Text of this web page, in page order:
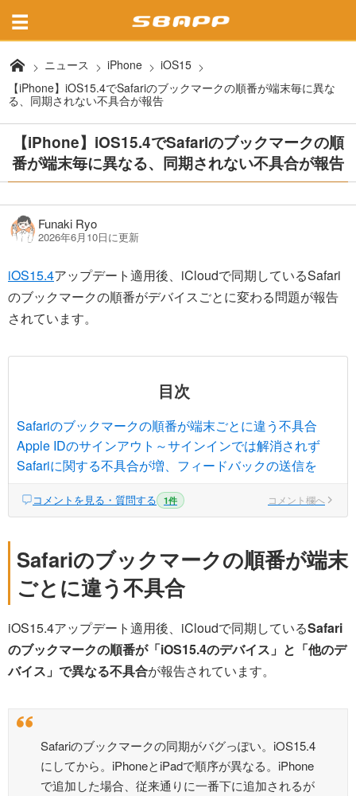
ニュース iPhone
iOS15
【iPhone】iOS15.4でSafariのブックマークの順番が端末毎に異な
る、同期されない不具合が報告
【iPhone】iOS15.4でSafariのブックマークの順
番が端末毎に異なる、同期されない不具合が報告
Funaki Ryo
2026年6月10日に更新
iOS15.4アップデート適用後、iCloudで同期しているSafari
のブックマークの順番がデバイスごとに変わる問題が報告
されています。
目次
Safariのブックマークの順番が端末ごとに違う不具合
Apple IDのサインアウト～サインインでは解消されず
Safariに関する不具合が増、フィードバックの送信を
コメントを見る・質問する 1件 コメント欄へ
Safariのブックマークの順番が端末
ごとに違う不具合
iOS15.4アップデート適用後、iCloudで同期しているSafari
のブックマークの順番が「iOS15.4のデバイス」と「他のデ
バイス」で異なる不具合が報告されています。
Safariのブックマークの同期がバグっぽい。iOS15.4
にしてから。iPhoneとiPadで順序が異なる。iPhone
で追加した場合、従来通りに一番下に追加されるが